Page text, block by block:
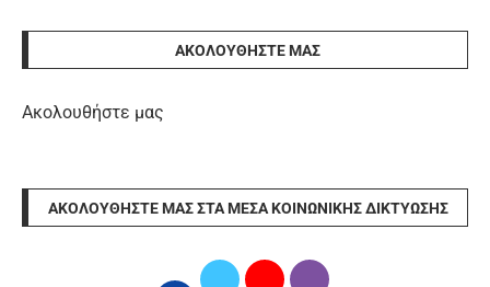
ΑΚΟΛΟΥΘΉΣΤΕ ΜΑΣ
Ακολουθήστε μας
ΑΚΟΛΟΥΘΉΣΤΕ ΜΑΣ ΣΤΑ ΜΈΣΑ ΚΟΙΝΩΝΙΚΉΣ ΔΙΚΤΎΩΣΗΣ